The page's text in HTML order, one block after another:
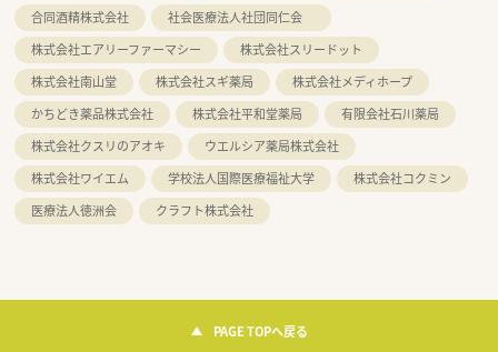
合同酒精株式会社
社会医療法人社団同仁会
株式会社エアリーファーマシー
株式会社スリードット
株式会社南山堂
株式会社スギ薬局
株式会社メディホープ
かちどき薬品株式会社
株式会社平和堂薬局
有限会社石川薬局
株式会社クスリのアオキ
ウエルシア薬局株式会社
株式会社ワイエム
学校法人国際医療福祉大学
株式会社コクミン
医療法人徳洲会
クラフト株式会社
PAGE TOPへ戻る